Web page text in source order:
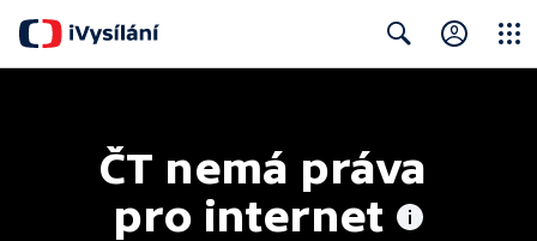
ČT nemá práva
pro internet